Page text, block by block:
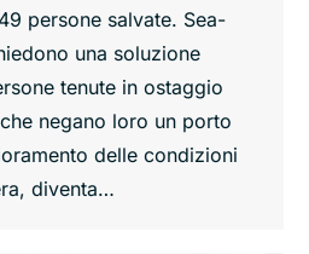
persone salvate. Sea-
una soluzione
tenute in ostaggio
negano loro un porto
delle condizioni
diventa…